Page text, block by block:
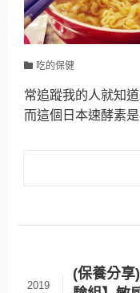
吃的保健
常追蹤我的人就知
而這個日本速酵素
(保養分
2019